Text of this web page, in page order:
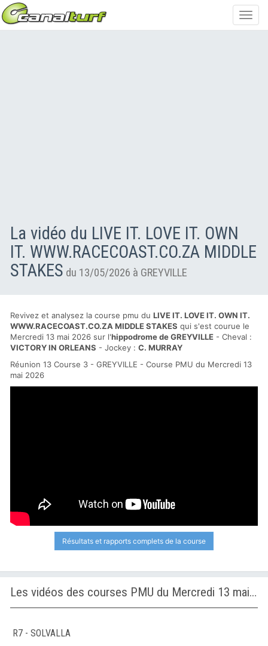
La vidéo du LIVE IT. LOVE IT. OWN
IT. WWW.RACECOAST.CO.ZA MIDDLE
STAKES du 13/05/2026 à GREYVILLE
Revivez et analysez la course pmu du LIVE IT. LOVE IT. OWN IT.
WWW.RACECOAST.CO.ZA MIDDLE STAKES qui s'est courue le
Mercredi 13 mai 2026 sur l'hippodrome de GREYVILLE - Cheval :
VICTORY IN ORLEANS - Jockey : C. MURRAY
Réunion 13 Course 3 - GREYVILLE - Course PMU du Mercredi 13
mai 2026
Résultats et rapports complets de la course
Les vidéos des courses PMU du Mercredi 13 mai 2026
R7 - SOLVALLA